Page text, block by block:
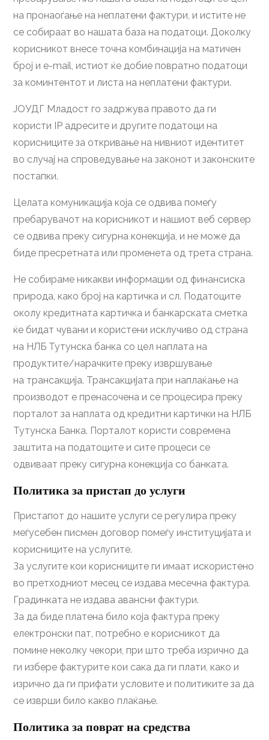
на пронаоѓање на неплатени фактури, и истите не
се собираат во нашата база на податоци. Доколку
корисникот внесе точна комбинација на матичен
број и e-mail, истиот ќе добие повратно податоци
за коминтентот и листа на неплатени фактури.
ЈОУДГ Младост го задржува правото да ги
користи IP aдресите и другите податоци на
корисниците за откривање на нивниот идентитет
во случај на спроведување на законот и законските
постапки.
Целата комуникација која се одвива помеѓу
пребарувачот на корисникот и нашиот веб сервер
се одвива преку сигурна конекција, и не може да
биде пресретната или променета од трета страна.
Не собираме никакви информации од финансиска
природа, како број на картичка и сл. Податоците
околу кредитната картичка и банкарската сметка
ќе бидат чувани и користени исклучиво од страна
на НЛБ Тутунска банка со цел наплата на
продуктите/нарачките преку извршување
на трансакција. Трансакцијата при наплаќање на
производот е пренасочена и се процесира преку
порталот за наплата од кредитни картички на НЛБ
Тутунска Банка. Порталот користи современа
заштита на податоците и сите процеси се
одвиваат преку сигурна конекција со банката.
Политика за пристап до услуги
Пристапот до нашите услуги се регулира преку
меѓусебен писмен договор помеѓу институцијата и
корисниците на услугите.
За услугите кои корисниците ги имаат искористено
во претходниот месец се издава месечна фактура.
Градинката не издава авансни фактури.
За да биде платена било која фактура преку
електронски пат, потребно е корисникот да
помине неколку чекори, при што треба изрично да
ги избере фактурите кои сака да ги плати, како и
изрично да ги прифати условите и политиките за да
се изврши било какво плаќање.
Политика за поврат на средства